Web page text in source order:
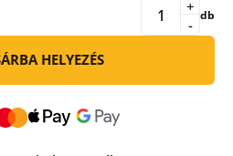
-
+ db
HELYEZÉS